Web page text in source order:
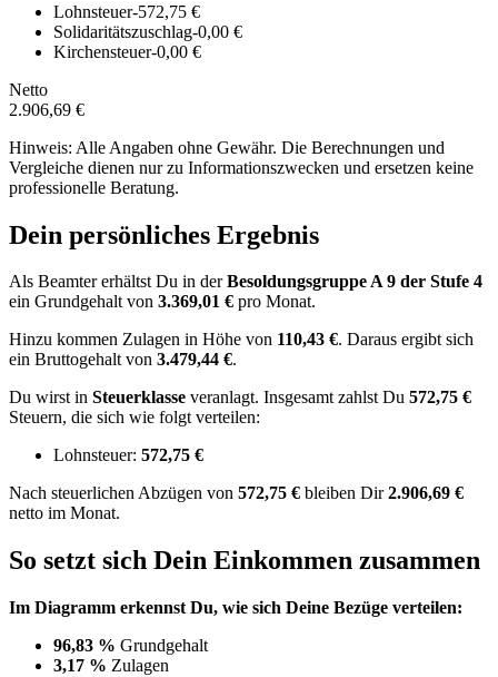
Lohnsteuer-572,75 €
Solidaritätszuschlag-0,00 €
Kirchensteuer-0,00 €
Netto
2.906,69 €
Hinweis: Alle Angaben ohne Gewähr. Die Berechnungen und
Vergleiche dienen nur zu Informationszwecken und ersetzen keine
professionelle Beratung.
Dein persönliches Ergebnis
Als Beamter erhältst Du in derBesoldungsgruppeA 9 der Stufe 4
ein Grundgehalt von 3.369,01 € pro Monat.
Hinzu kommen Zulagen in Höhe von 110,43 €. Daraus ergibt sich
ein Bruttogehalt von 3.479,44 €.
Du wirst in Steuerklasse veranlagt. Insgesamt zahlst Du 572,75 €
Steuern, die sich wie folgt verteilen:
Lohnsteuer: 572,75 €
Nach steuerlichen Abzügen von 572,75 € bleiben Dir2.906,69 €
netto im Monat.
So setzt sich Dein Einkommen zusammen
Im Diagramm erkennst Du, wie sich Deine Bezüge verteilen:
96,83 % Grundgehalt
3,17 % Zulagen